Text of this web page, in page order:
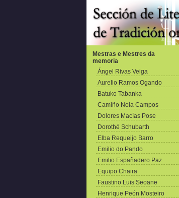
Mestras e Mestres da
memoria
Ángel Rivas Veiga
Aurelio Ramos Ogando
Batuko Tabanka
Camiño Noia Campos
Dolores Macías Pose
Dorothé Schubarth
Elba Requeijo Barro
Emilio do Pando
Emilio Españadero Paz
Equipo Chaira
Faustino Luis Seoane
Henrique Peón Mosteiro